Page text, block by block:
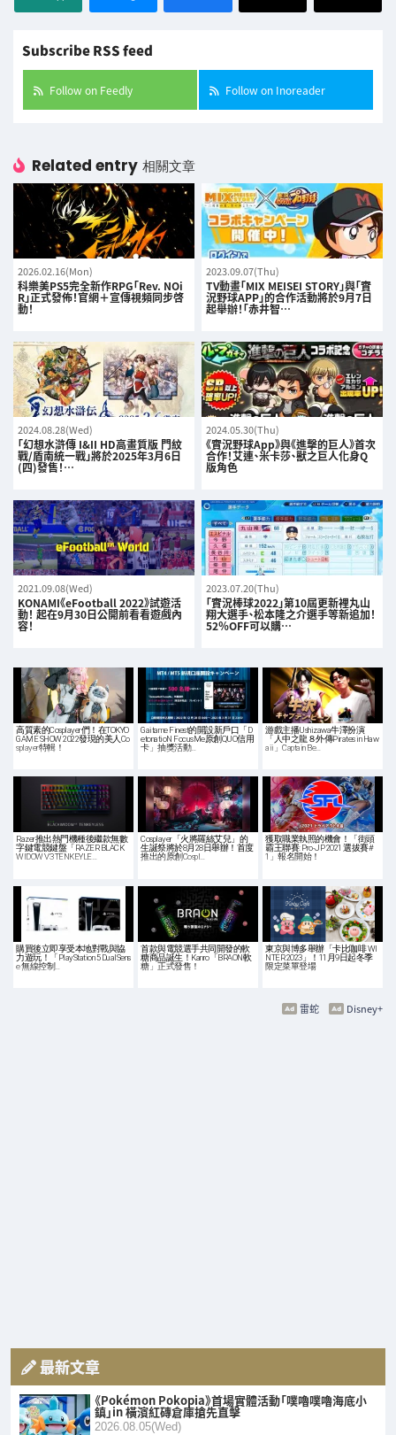
Subscribe RSS feed
Follow on Feedly Follow on Inoreader
Related entry 相關文章
2026.02.16(Mon)
科樂美PS5完全新作RPG「Rev. NOi
R」正式發佈！官網＋宣傳視頻同步啓
動！
2023.09.07(Thu)
TV動畫「MIX MEISEI STORY」與「實
況野球APP」的合作活動將於9月7日
起舉辦！「赤井智…
2024.08.28(Wed)
「幻想水滸傳 I&II HD高畫質版 門紋
戰/盾南統一戰」將於2025年3月6日
(四)發售！…
2024.05.30(Thu)
《實況野球App》與《進擊的巨人》首次
合作！艾連、米卡莎、獸之巨人化身Q
版角色
2021.09.08(Wed)
KONAMI《eFootball 2022》試遊活
動！ 起在9月30日公開前看看遊戲內
容！
2023.07.20(Thu)
「實況棒球2022」第10屆更新裡丸山
翔大選手、松本隆之介選手等新追加！
52％OFF可以購…
高質素的Cosplayer們！在TOKYO
GAME SHOW 2022發現的美人Co
splayer特輯！
Gaitame Finest的開設新戶口「D
etonatioN FocusMe原創QUO信用
卡」抽獎活動…
游戲主播Ushizawa牛澤扮演
「人中之龍８外傳Pirates in Haw
aii」Captain Be…
Razer推出熱門機種後繼款無數
字鍵電競鍵盤「RAZER BLACK
WIDOW V3 TENKEYLE…
Cosplayer「火將羅絲艾兒」的
生誕祭將於8月28日舉辦！首度
推出的原創Cospl…
獲取職業執照的機會！「街頭
霸王聯賽: Pro-JP 2021 選拔賽#
1」報名開始！
購買後立即享受本地對戰與協
力遊玩！「PlayStation 5 DualSens
e 無線控制…
首款與電競選手共同開發的軟
糖商品誕生！Kanro「BRAON軟
糖」正式發售！
東京與博多舉辦「卡比咖啡 WI
NTER 2023」！11月9日起冬季
限定菜單登場
Disney+
雷蛇
最新文章
《Pokémon Pokopia》首場實體活動「噗嚕噗嚕海底小
鎮」in 橫濱紅磚倉庫搶先直擊
2026.08.05(Wed)